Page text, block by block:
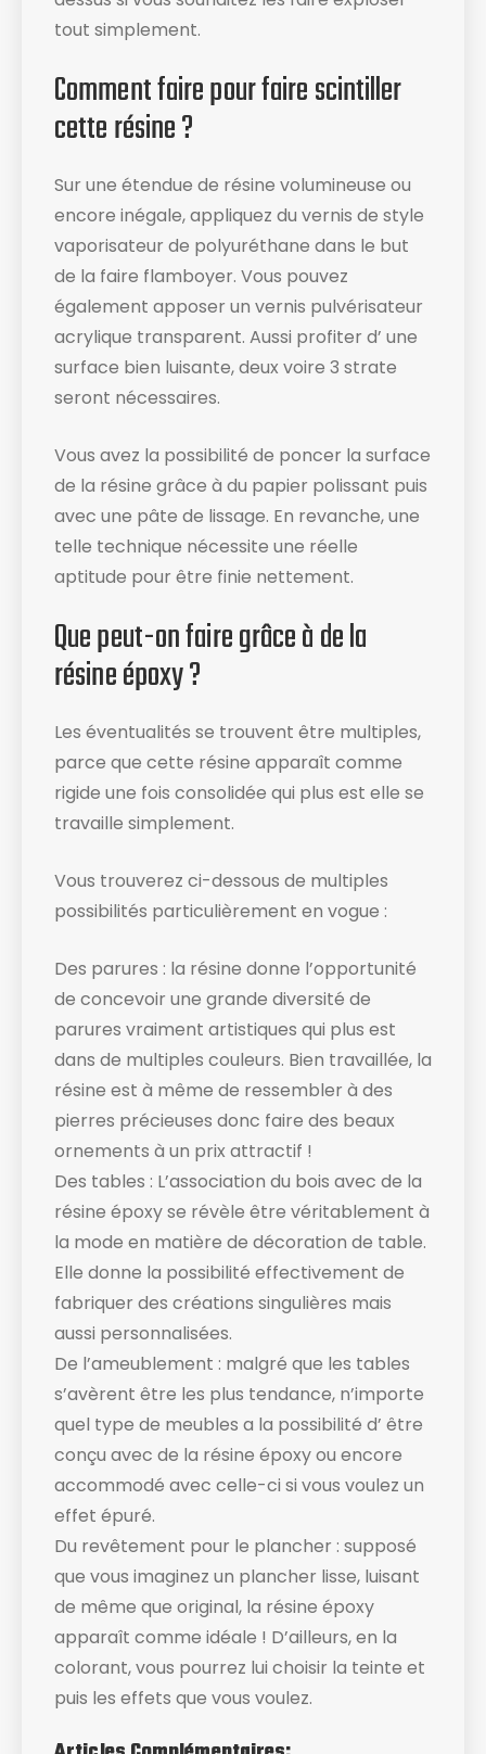
tout simplement.
Comment faire pour faire scintiller
cette résine ?
Sur une étendue de résine volumineuse ou
encore inégale, appliquez du vernis de style
vaporisateur de polyuréthane dans le but
de la faire flamboyer. Vous pouvez
également apposer un vernis pulvérisateur
acrylique transparent. Aussi profiter d’ une
surface bien luisante, deux voire 3 strate
seront nécessaires.
Vous avez la possibilité de poncer la surface
de la résine grâce à du papier polissant puis
avec une pâte de lissage. En revanche, une
telle technique nécessite une réelle
aptitude pour être finie nettement.
Que peut-on faire grâce à de la
résine époxy ?
Les éventualités se trouvent être multiples,
parce que cette résine apparaît comme
rigide une fois consolidée qui plus est elle se
travaille simplement.
Vous trouverez ci-dessous de multiples
possibilités particulièrement en vogue :
Des parures : la résine donne l’opportunité
de concevoir une grande diversité de
parures vraiment artistiques qui plus est
dans de multiples couleurs. Bien travaillée, la
résine est à même de ressembler à des
pierres précieuses donc faire des beaux
ornements à un prix attractif !
Des tables : L’association du bois avec de la
résine époxy se révèle être véritablement à
la mode en matière de décoration de table.
Elle donne la possibilité effectivement de
fabriquer des créations singulières mais
aussi personnalisées.
De l’ameublement : malgré que les tables
s’avèrent être les plus tendance, n’importe
quel type de meubles a la possibilité d’ être
conçu avec de la résine époxy ou encore
accommodé avec celle-ci si vous voulez un
effet épuré.
Du revêtement pour le plancher : supposé
que vous imaginez un plancher lisse, luisant
de même que original, la résine époxy
apparaît comme idéale ! D’ailleurs, en la
colorant, vous pourrez lui choisir la teinte et
puis les effets que vous voulez.